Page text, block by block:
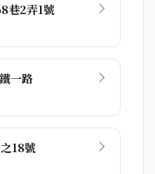
巷2弄1號
一路
18號